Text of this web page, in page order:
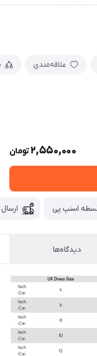
علاقه‌مندی
2,550,000تومان
دیدگاه‌ها